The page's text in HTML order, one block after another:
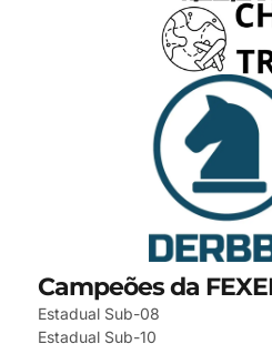
Campeões da
Estadual Sub-08
Estadual Sub-10